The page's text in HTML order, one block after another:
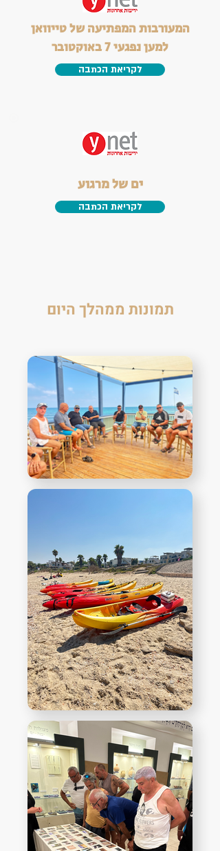
המעורבות המפתיעה של טייוואן
למען נפגעי 7 באוקטובר
לקריאת הכתבה
ים של מרגוע
לקריאת הכתבה
תמונות ממהלך היום